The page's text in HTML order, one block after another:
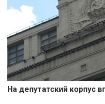
На депутатский корпус